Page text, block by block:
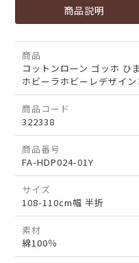
商品説明
商品
コットンローン ゴッホ ひ
ホビーラホビーレデザイ
商品コード
322338
商品番号
FA-HDP024-01Y
サイズ
108-110cm幅 半折
素材
綿100％